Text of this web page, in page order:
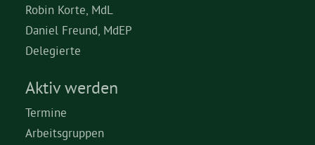
Robin Korte, MdL
Daniel Freund, MdEP
Delegierte
Aktiv werden
Termine
Arbeitsgruppen